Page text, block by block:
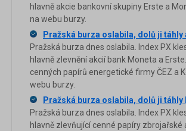
hlavně akcie bankovní skupiny Erste a
na webu burzy.
Pražská burza oslabila, dolů ji táhly
Pražská burza dnes oslabila. Index PX
hlavně zlevnění akcií bank Moneta a
cenných papírů energetické firmy ČEZ a
webu burzy.
Pražská burza oslabila, dolů ji táhly
Pražská burza dnes oslabila. Index PX
hlavně zlevňující cenné papíry